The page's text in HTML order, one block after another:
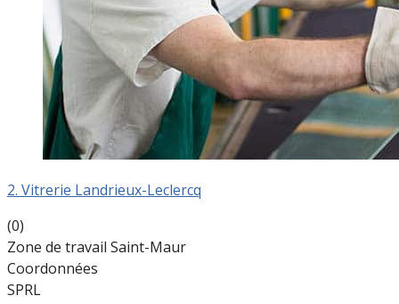
2. Vitrerie Landrieux-Leclercq
(0)
Zone de travail Saint-Maur
Coordonnées
SPRL